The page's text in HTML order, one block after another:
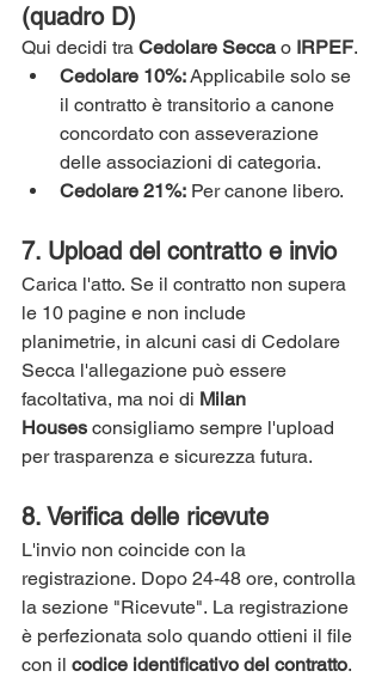
(quadro D)
Qui decidi tra Cedolare Secca o IRPEF.
Cedolare 10%: Applicabile solo se
il contratto è transitorio a canone
concordato con asseverazione
delle associazioni di categoria.
Cedolare 21%: Per canone libero.
7. Upload del contratto e invio
Carica l'atto. Se il contratto non supera
le 10 pagine e non include
planimetrie, in alcuni casi di Cedolare
Secca l'allegazione può essere
facoltativa, ma noi di Milan
Houses consigliamo sempre l'upload
per trasparenza e sicurezza futura.
8. Verifica delle ricevute
L'invio non coincide con la
registrazione. Dopo 24-48 ore, controlla
la sezione "Ricevute". La registrazione
è perfezionata solo quando ottieni il file
con il codice identificativo del contratto.